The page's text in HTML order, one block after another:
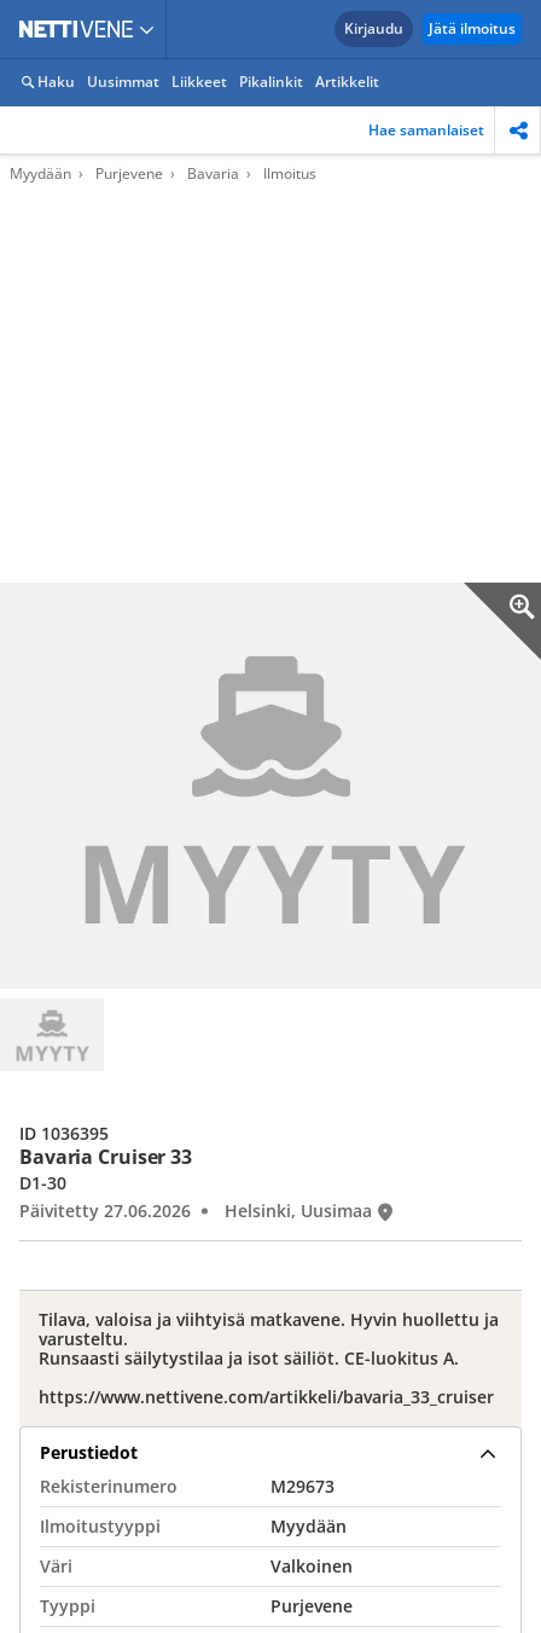
Kirjaudu Jätä ilmoitus
Haku Uusimmat Liikkeet Pikalinkit Artikkelit
Hae samanlaiset
Myydään Purjevene Bavaria Ilmoitus
Bavaria Cruiser 33
D1-30
Päivitetty 27.06.2026
Helsinki, Uusimaa
ID 1036395
Tilava, valoisa ja viihtyisä matkavene. Hyvin huollettu ja
varusteltu.
Runsaasti säilytystilaa ja isot säiliöt. CE-luokitus A.
https://www.nettivene.com/artikkeli/bavaria_33_cruiser
Perustiedot
Rekisterinumero
M29673
Ilmoitustyyppi
Myydään
Väri
Valkoinen
Tyyppi
Purjevene